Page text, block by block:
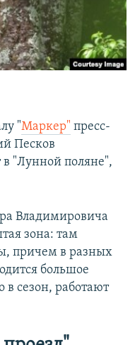
"Маркер" пресс-
Песков
в "Лунной поляне",
Владимировича
зона: там
причем в разных
большое
в сезон, работают